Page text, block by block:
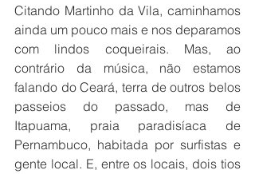
Citando Martinho da Vila, caminhamos
ainda um pouco mais e nos deparamos
com lindos coqueirais. Mas, ao
contrário da música, não estamos
falando do Ceará, terra de outros belos
passeios do passado, mas de
Itapuama, praia paradisíaca de
Pernambuco, habitada por surfistas e
gente local. E, entre os locais, dois tios